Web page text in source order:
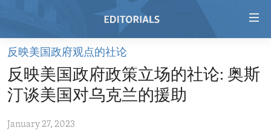
Skip
main
content
to
HOME
VIDEO
REGIONS
反映美国政府观点的社论
反映美国政府政策立场的社论: 奥斯
汀谈美国对乌克兰的援助
January 27, 2023